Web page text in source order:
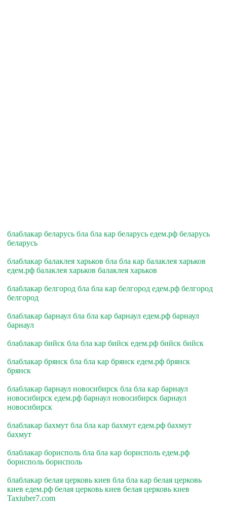
блаблакар беларусь бла бла кар беларусь едем.рф беларусь
беларусь
блаблакар балаклея харьков бла бла кар балаклея харьков
едем.рф балаклея харьков балаклея харьков
блаблакар белгород бла бла кар белгород едем.рф белгород
белгород
блаблакар барнаул бла бла кар барнаул едем.рф барнаул
барнаул
блаблакар бийск бла бла кар бийск едем.рф бийск бийск
блаблакар брянск бла бла кар брянск едем.рф брянск
брянск
блаблакар барнаул новосибирск бла бла кар барнаул
новосибирск едем.рф барнаул новосибирск барнаул
новосибирск
блаблакар бахмут бла бла кар бахмут едем.рф бахмут
бахмут
блаблакар борисполь бла бла кар борисполь едем.рф
борисполь борисполь
блаблакар белая церковь киев бла бла кар белая церковь
киев едем.рф белая церковь киев белая церковь киев
Taxiuber7.com